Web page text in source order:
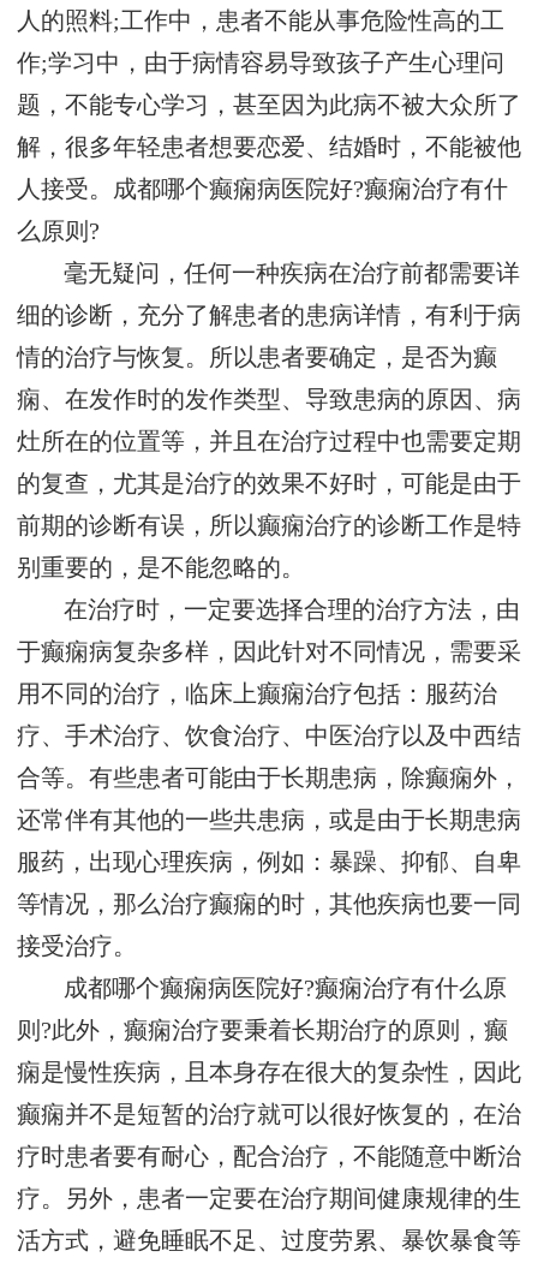
人的照料;工作中，患者不能从事危险性高的工
作;学习中，由于病情容易导致孩子产生心理问
题，不能专心学习，甚至因为此病不被大众所了
解，很多年轻患者想要恋爱、结婚时，不能被他
人接受。成都哪个癫痫病医院好?癫痫治疗有什
么原则?
毫无疑问，任何一种疾病在治疗前都需要详
细的诊断，充分了解患者的患病详情，有利于病
情的治疗与恢复。所以患者要确定，是否为癫
痫、在发作时的发作类型、导致患病的原因、病
灶所在的位置等，并且在治疗过程中也需要定期
的复查，尤其是治疗的效果不好时，可能是由于
前期的诊断有误，所以癫痫治疗的诊断工作是特
别重要的，是不能忽略的。
在治疗时，一定要选择合理的治疗方法，由
于癫痫病复杂多样，因此针对不同情况，需要采
用不同的治疗，临床上癫痫治疗包括：服药治
疗、手术治疗、饮食治疗、中医治疗以及中西结
合等。有些患者可能由于长期患病，除癫痫外，
还常伴有其他的一些共患病，或是由于长期患病
服药，出现心理疾病，例如：暴躁、抑郁、自卑
等情况，那么治疗癫痫的时，其他疾病也要一同
接受治疗。
成都哪个癫痫病医院好?癫痫治疗有什么原
则?此外，癫痫治疗要秉着长期治疗的原则，癫
痫是慢性疾病，且本身存在很大的复杂性，因此
癫痫并不是短暂的治疗就可以很好恢复的，在治
疗时患者要有耐心，配合治疗，不能随意中断治
疗。另外，患者一定要在治疗期间健康规律的生
活方式，避免睡眠不足、过度劳累、暴饮暴食等